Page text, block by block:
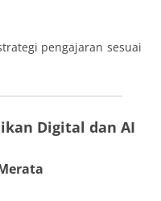
pengajaran sesuai
Digital dan AI